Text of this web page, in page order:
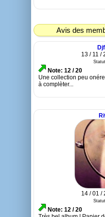
Avis des
13 / 11 /
Note: 12 / 20
Une collection peu
à complèter...
14 / 01 /
Note: 12 / 20